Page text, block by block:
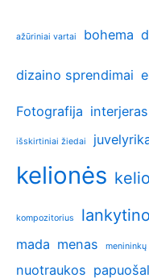
ažūriniai vartai bohema
dizaino sprendimai
Fotografija interjeras
išskirtiniai žiedai
kelionės
kompozitorius
mada menas menininkų
nuotraukos